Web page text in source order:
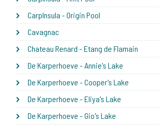
CarpInsula - Origin Pool
Cavagnac
Chateau Renard - Etang de Flamain
De Karperhoeve - Annie's Lake
De Karperhoeve - Cooper's Lake
De Karperhoeve - Eliya's Lake
De Karperhoeve - Gio's Lake